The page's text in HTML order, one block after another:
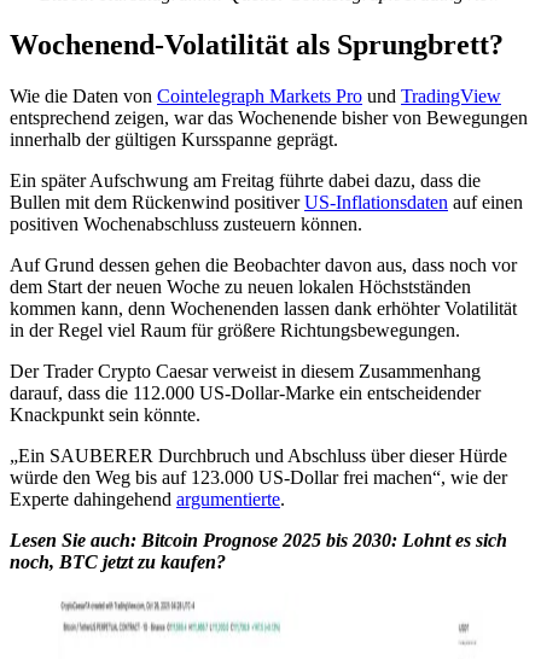
Wochenend-Volatilität als Sprungbrett?
Wie die Daten von Cointelegraph Markets Pro und TradingView
entsprechend zeigen, war das Wochenende bisher von Bewegungen
innerhalb der gültigen Kursspanne geprägt.
Ein später Aufschwung am Freitag führte dabei dazu, dass die
Bullen mit dem Rückenwind positiverUS-Inflationsdaten auf einen
positiven Wochenabschluss zusteuern können.
Auf Grund dessen gehen die Beobachter davon aus, dass noch vor
dem Start der neuen Woche zu neuen lokalen Höchstständen
kommen kann, denn Wochenenden lassen dank erhöhter Volatilität
in der Regel viel Raum für größere Richtungsbewegungen.
Der Trader Crypto Caesar verweist in diesem Zusammenhang
darauf, dass die 112.000 US-Dollar-Marke ein entscheidender
Knackpunkt sein könnte.
„Ein SAUBERER Durchbruch und Abschluss über dieser Hürde
würde den Weg bis auf 123.000 US-Dollar frei machen“, wie der
Experte dahingehend argumentierte.
Lesen Sie auch: Bitcoin Prognose 2025 bis 2030: Lohnt es sich
noch, BTC jetzt zu kaufen?